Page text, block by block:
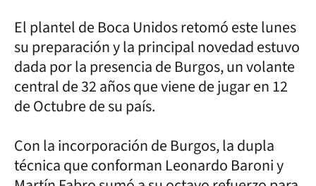
El plantel de Boca Unidos retomó este lunes
su preparación y la principal novedad estuvo
dada por la presencia de Burgos, un volante
central de 32 años que viene de jugar en 12
de Octubre de su país.
Con la incorporación de Burgos, la dupla
técnica que conforman Leonardo Baroni y